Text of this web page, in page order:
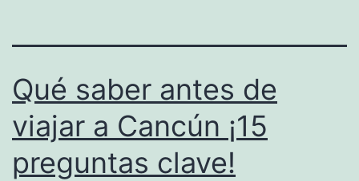
Qué saber antes de
viajar a Cancún ¡15
preguntas clave!